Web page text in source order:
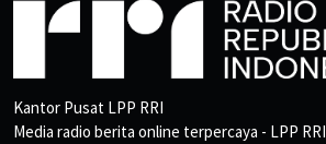
Kantor Pusat LPP RRI
Media radio berita online terpercaya - LPP RRI